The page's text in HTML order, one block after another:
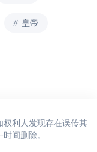
皇帝
利人发现存在误传其
间删除。